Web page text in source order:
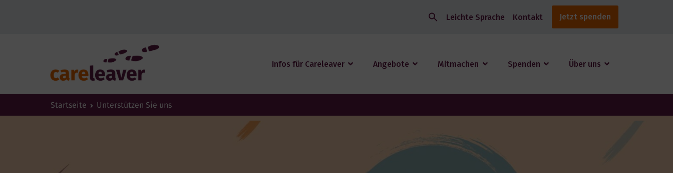
Search
for:
Leichte Sprache Kontakt Jetzt spenden
Infos für Careleaver Angebote Mitmachen Spenden Über uns
Startseite Unterstützen Sie uns